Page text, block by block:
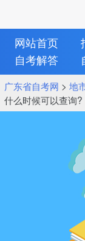
网站首页
自考解答
广东省自考网 > 地
什么时候可以查询?